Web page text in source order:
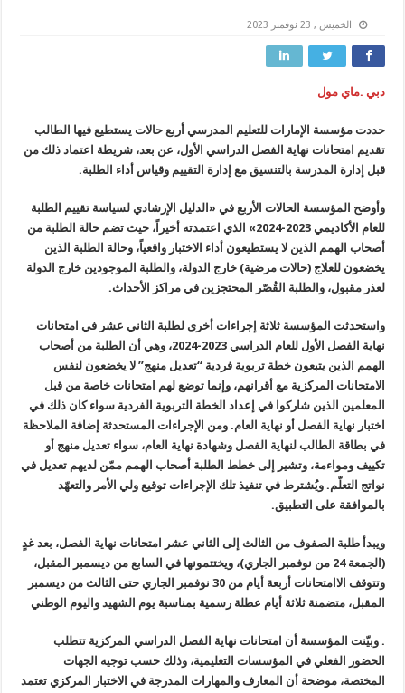
الخميس , 23 نوفمبر 2023
دبي .ماي مول
حددت مؤسسة الإمارات للتعليم المدرسي أربع حالات يستطيع فيها الطالب
تقديم امتحانات نهاية الفصل الدراسي الأول، عن بعد، شريطة اعتماد ذلك من
قبل إدارة المدرسة بالتنسيق مع إدارة التقييم وقياس أداء الطلبة.
وأوضح المؤسسة الحالات الأربع في «الدليل الإرشادي لسياسة تقييم الطلبة
للعام الأكاديمي 2023-2024» الذي اعتمدته أخيراً، حيث تضم حالة الطلبة من
أصحاب الهمم الذين لا يستطيعون أداء الاختبار واقعياً، وحالة الطلبة الذين
يخضعون للعلاج (حالات مرضية) خارج الدولة، والطلبة الموجودين خارج الدولة
لعذر مقبول، والطلبة القُصّر المحتجزين في مراكز الأحداث.
واستحدثت المؤسسة ثلاثة إجراءات أخرى لطلبة الثاني عشر في امتحانات
نهاية الفصل الأول للعام الدراسي 2023-2024، وهي أن الطلبة من أصحاب
الهمم الذين يتبعون خطة تربوية فردية “تعديل منهج” لا يخضعون لنفس
الامتحانات المركزية مع أقرانهم، وإنما توضع لهم امتحانات خاصة من قبل
المعلمين الذين شاركوا في إعداد الخطة التربوية الفردية سواء كان ذلك في
اختبار نهاية الفصل أو نهاية العام. ومن الإجراءات المستحدثة إضافة الملاحظة
في بطاقة الطالب لنهاية الفصل وشهادة نهاية العام، سواء تعديل منهج أو
تكييف ومواءمة، وتشير إلى خطط الطلبة أصحاب الهمم ممّن لديهم تعديل في
نواتج التعلّم. ويُشترط في تنفيذ تلك الإجراءات توقيع ولي الأمر والتعهّد
بالموافقة على التطبيق.
ويبدأ طلبة الصفوف من الثالث إلى الثاني عشر امتحانات نهاية الفصل، بعد غدٍ
(الجمعة 24 من نوفمبر الجاري)، ويختتمونها في السابع من ديسمبر المقبل،
وتتوقف الاامتحانات أربعة أيام من 30 نوفمبر الجاري حتى الثالث من ديسمبر
المقبل، متضمنة ثلاثة أيام عطلة رسمية بمناسبة يوم الشهيد واليوم الوطني
. وبيّنت المؤسسة أن امتحانات نهاية الفصل الدراسي المركزية تتطلب
الحضور الفعلي في المؤسسات التعليمية، وذلك حسب توجيه الجهات
المختصة، موضحة أن المعارف والمهارات المدرجة في الاختبار المركزي تعتمد